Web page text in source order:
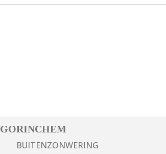
GORINCHEM
BUITENZONWERING